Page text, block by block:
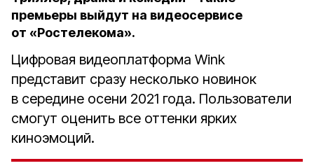
премьеры выйдут на видеосервисе
от «Ростелекома».
Цифровая видеоплатформа Wink
представит сразу несколько новинок
в середине осени 2021 года. Пользователи
смогут оценить все оттенки ярких
киноэмоций.